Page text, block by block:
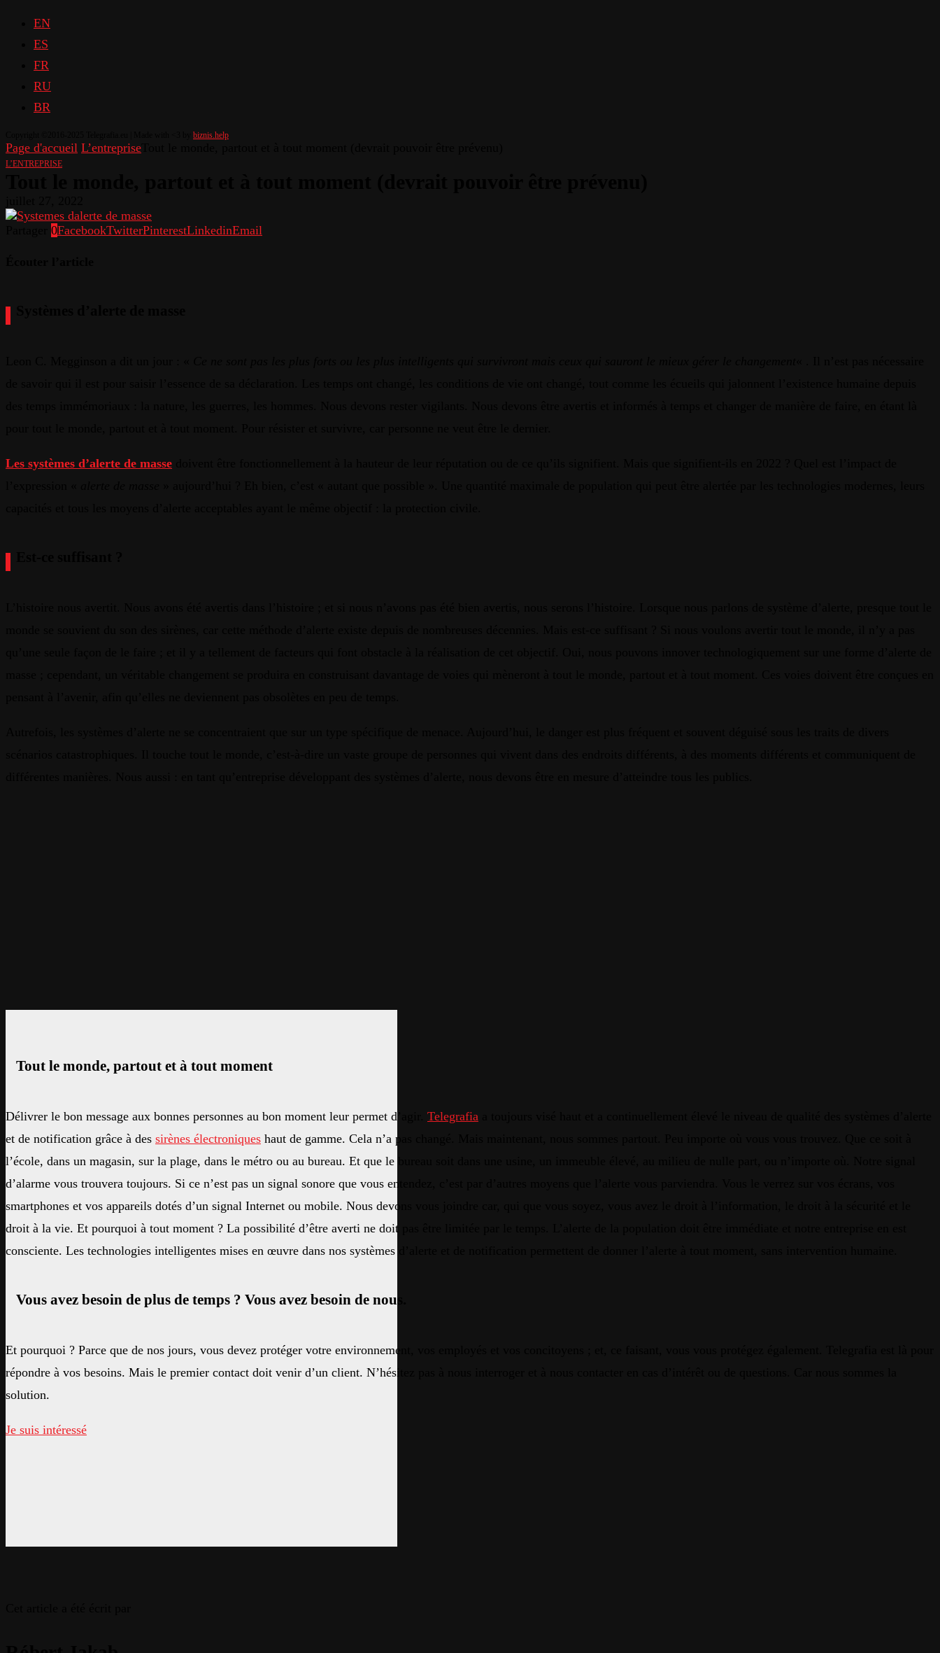
EN
ES
FR
RU
BR
biznis.help
Page d'accueil L’entreprise
L’ENTREPRISE
0FacebookTwitterPinterestLinkedinEmail
Les systèmes d’alerte de masse
Tout le monde, partout et à tout moment
Délivrer le bon message aux bonnes personnes au bon moment leur permet d’agir. Telegrafia
et de notification grâce à des sirènes électroniques haut de gamme. Cela n’a pas changé. Mais maintenant, nous sommes partout. Peu importe où vous vous trouvez. Que ce soit à
l’école, dans un magasin, sur la plage, dans le métro ou au bureau. Et que le bureau soit dans une usine, un immeuble élevé, au milieu de nulle part, ou n’importe où. Notre signal
d’alarme vous trouvera toujours. Si ce n’est pas un signal sonore que vous entendez, c’est par d’autres moyens que l’alerte vous parviendra. Vous le verrez sur vos écrans, vos
smartphones et vos appareils dotés d’un signal Internet ou mobile. Nous devons vous joindre car, qui que vous soyez, vous avez le droit à l’information, le droit à la sécurité et le
droit à la vie. Et pourquoi à tout moment ? La possibilité d’être averti ne doit pas être limitée par le temps. L’alerte de la population doit être immédiate et notre entreprise en est
consciente. Les technologies intelligentes mises en œuvre dans nos systèmes d’alerte et de notification permettent de donner l’alerte à tout moment, sans intervention humaine.
Vous avez besoin de plus de temps ? Vous avez besoin de nous.
Et pourquoi ? Parce que de nos jours, vous devez protéger votre environnement, vos employés et vos concitoyens ; et, ce faisant, vous vous protégez également. Telegrafia est là pour
répondre à vos besoins. Mais le premier contact doit venir d’un client. N’hésitez pas à nous interroger et à nous contacter en cas d’intérêt ou de questions. Car nous sommes la
solution.
Je suis intéressé